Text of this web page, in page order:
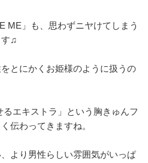
ME」も、思わずニヤけてしまう
す♫
とにかくお姫様のように扱うの
るエキストラ」という胸きゅんフ
伝わってきますね。
より男性らしい雰囲気がいっぱ